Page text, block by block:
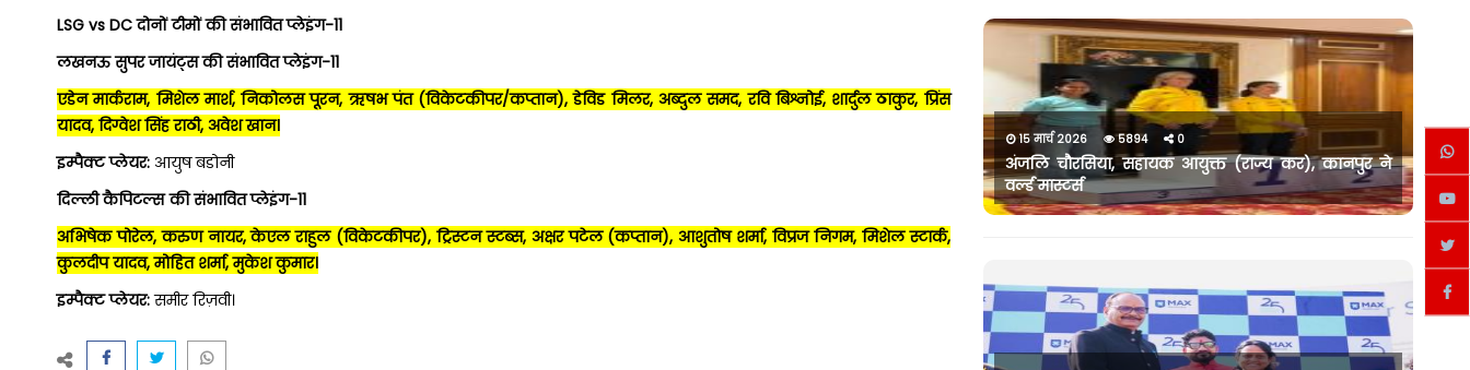
LSG vs DC दोनों टीमों की संभावित प्लेइंग-11
लखनऊ सुपर जायंट्स की संभावित प्लेइंग-11
एडेन मार्कराम, मिशेल मार्श, निकोलस पूरन, ऋषभ पंत (विकेटकीपर/कप्तान), डेविड मिलर, अब्दुल समद, रवि बिश्नोई, शार्दुल ठाकुर, प्रिंस
यादव, दिग्वेश सिंह राठी, अवेश खान।
इम्पैक्ट प्लेयर: आयुष बडोनी
दिल्ली कैपिटल्स की संभावित प्लेइंग-11
अभिषेक पोरेल, करुण नायर, केएल राहुल (विकेटकीपर), ट्रिस्टन स्टब्स, अक्षर पटेल (कप्तान), आशुतोष शर्मा, विप्रज निगम, मिशेल स्टार्क,
कुलदीप यादव, मोहित शर्मा, मुकेश कुमार।
इम्पैक्ट प्लेयर:समीर रिज़वी।
15 मार्च 2026 5894 0
अंजलि चौरसिया, सहायक आयुक्त (राज्य कर), कानपुर ने
वर्ल्ड मास्टर्स